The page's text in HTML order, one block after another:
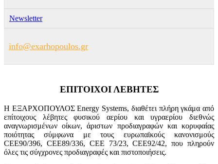
Newsletter
info@exarhopoulos.gr
ΕΠΙΤΟΙΧΟΙ ΛΕΒΗΤΕΣ
Η ΕΞΑΡΧΟΠΟΥΛΟΣ Energy Systems, διαθέτει πλήρη γκάμα από
επίτοιχους λέβητες φυσικού αερίου και υγραερίου διεθνώς
αναγνωρισμένων οίκων, άριστων προδιαγραφών και κορυφαίας
ποιότητας σύμφωνα με τους ευρωπαϊκούς κανονισμούς
CEE90/396, CEE89/336, CEE 73/23, CEE92/42, που πληρούν
όλες τις σύγχρονες προδιαγραφές και πιστοποιήσεις.